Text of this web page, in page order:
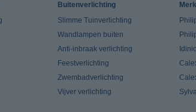
Buitenverlichting
Slimme Tuinverlichting
Wandlampen buiten
Anti-inbraak verlichting
Feestverlichting
Zwembadverlichting
Vijver verlichting